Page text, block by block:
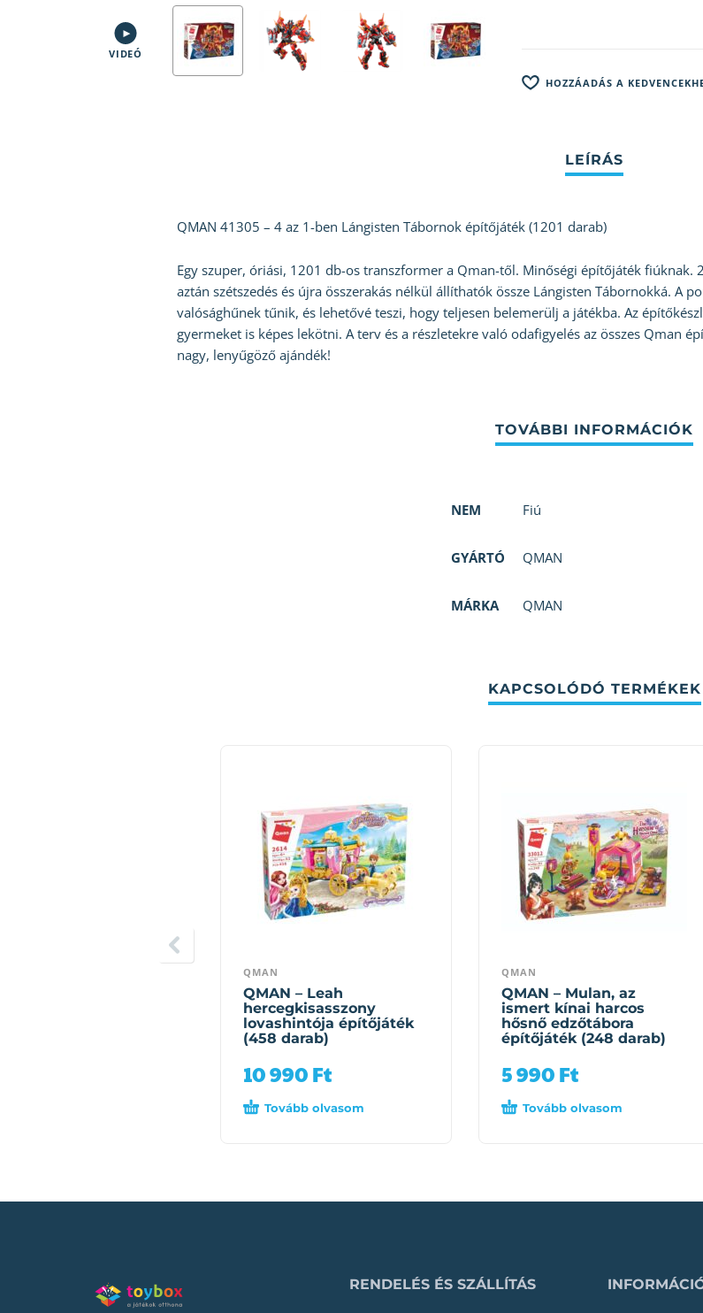
VIDEÓ
HOZZÁADÁS A
QMAN 41305 – 4 az 1-ben Lángisten Tábornok építőjáték (1201 darab)
Egy szuper, óriási, 1201 db-os transzformer a Qman-től. Minőségi építőjáték
aztán szétszedés és újra összerakás nélkül állíthatók össze Lángisten Tábornokká. A
valósághűnek tűnik, és lehetővé teszi, hogy teljesen belemerülj a játékba. Az
gyermeket is képes lekötni. A terv és a részletekre való odafigyelés az összes Qman
nagy, lenyűgöző ajándék!
NEM Fiú
GYÁRTÓ QMAN
MÁRKA QMAN
KAPCSOLÓDÓ TERMÉKEK
QMAN
QMAN – Leah
hercegkisasszony
lovashintója építőjáték
(458 darab)
10 990Ft
Tovább olvasom
QMAN
QMAN – Mulan, az
ismert kínai harcos
hősnő edzőtábora
építőjáték (248 darab)
5 990Ft
Tovább olvasom
RENDELÉS ÉS SZÁLLÍTÁS